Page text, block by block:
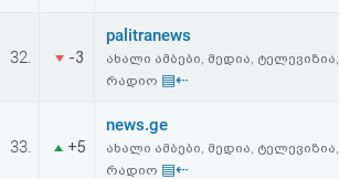
32. -3
palitranews
ახალი ამბები, მედია, ტელევიზია,
რადიო ▤⇠
33. +5
news.ge
ახალი ამბები, მედია, ტელევიზია,
რადიო ▤⇠